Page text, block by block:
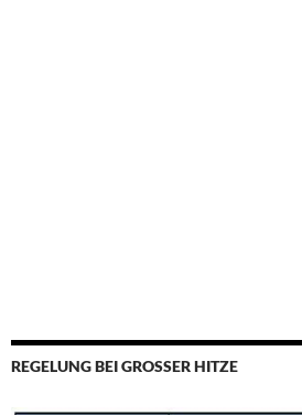
REGELUNG BEI GROSSER HITZE